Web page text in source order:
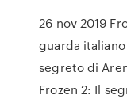
26 nov 2019
guarda
segreto di
Frozen 2: Il